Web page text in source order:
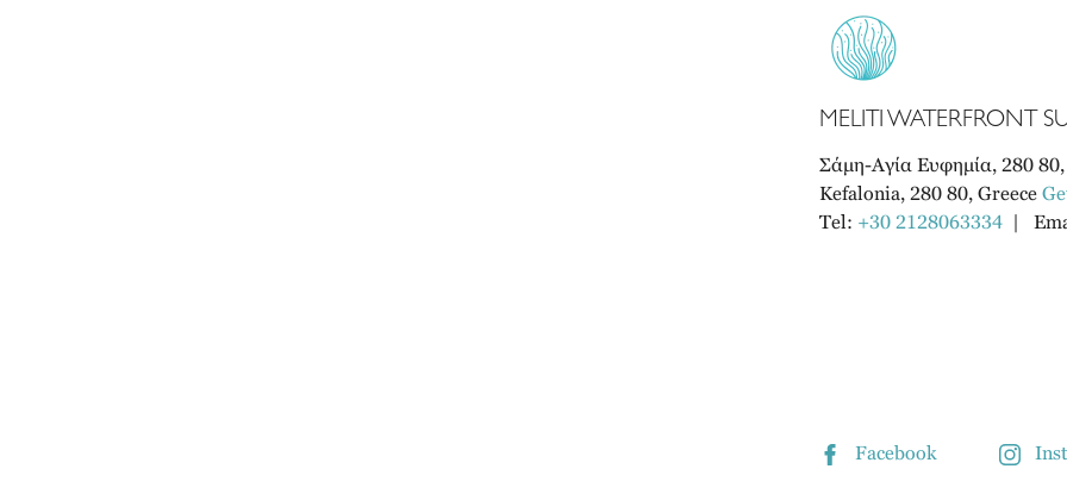
MELITI WATERFRONT
Σάμη-Αγία Ευφημία, 280
Kefalonia, 280 80, Greece
Tel: +30 2128063334
Facebook